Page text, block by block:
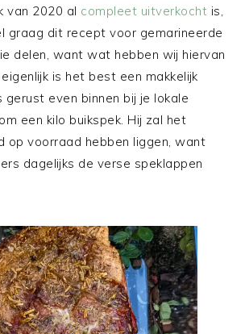
van 2020 al compleet uitverkocht is,
graag dit recept voor gemarineerde
delen, want wat hebben wij hiervan
is het best een makkelijk
gerust even binnen bij je lokale
een kilo buikspek. Hij zal het
op voorraad hebben liggen, want
dagelijks de verse speklappen